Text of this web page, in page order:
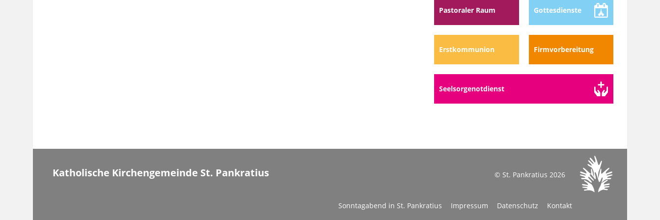
Pastoraler Raum Gottes­dienste
Erstkommunion Firmvorbereitung
Seelsorge­notdienst
Katholische Kirchengemeinde St. Pankratius © St. Pankratius 2026
Sonntagabend in St. Pankratius Impressum Datenschutz Kontakt